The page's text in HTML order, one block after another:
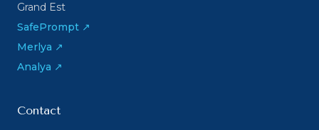
Grand Est
SafePrompt ↗
Merlya ↗
Analya ↗
Contact